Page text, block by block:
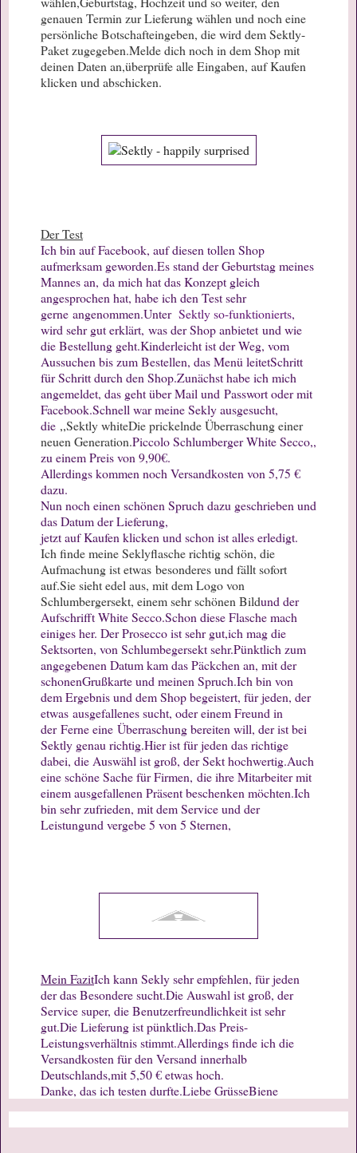
genauen Termin zur Lieferung wählen und noch eine
persönliche Botschafteingeben, die wird dem Sektly-
Paket zugegeben.Melde dich noch in dem Shop mit
deinen Daten an,überprüfe alle Eingaben, auf Kaufen
klicken und abschicken.
Der Test
Ich bin auf Facebook, auf diesen tollen Shop
aufmerksam geworden.Es stand der Geburtstag meines
Mannes an, da mich hat das Konzept gleich
angesprochen hat, habe ich den Test sehr
gerne angenommen.Unter Sektly so-funktionierts,
wird sehr gut erklärt, was der Shop anbietet und wie
die Bestellung geht.Kinderleicht ist der Weg, vom
Aussuchen bis zum Bestellen, das Menü leitetSchritt
für Schritt durch den Shop.Zunächst habe ich mich
angemeldet, das geht über Mail und Passwort oder mit
Facebook.Schnell war meine Sekly ausgesucht,
die ,,Sektly whiteDie prickelnde Überraschung einer
neuen Generation.Piccolo Schlumberger White Secco,,
zu einem Preis von 9,90€.
Allerdings kommen noch Versandkosten von 5,75 €
dazu.
Nun noch einen schönen Spruch dazu geschrieben und
das Datum der Lieferung,
jetzt auf Kaufen klicken und schon ist alles erledigt.
Ich finde meine Seklyflasche richtig schön, die
Aufmachung ist etwas besonderes und fällt sofort
auf.Sie sieht edel aus, mit dem Logo von
Schlumbergersekt, einem sehr schönen Bildund der
Aufschrifft White Secco.Schon diese Flasche mach
einiges her. Der Prosecco ist sehr gut,ich mag die
Sektsorten, von Schlumbegersekt sehr.Pünktlich zum
angegebenen Datum kam das Päckchen an, mit der
schonenGrußkarte und meinen Spruch.Ich bin von
dem Ergebnis und dem Shop begeistert, für jeden, der
etwas ausgefallenes sucht, oder einem Freund in
derFerne eine Überraschung bereiten will, der ist bei
Sektly genau richtig.Hier ist für jeden das richtige
dabei, die Auswähl ist groß, der Sekt hochwertig.Auch
eine schöne Sache für Firmen, die ihre Mitarbeiter mit
einem ausgefallenen Präsent beschenken möchten.Ich
bin sehr zufrieden, mit dem Service und der
Leistungund vergebe 5 von 5 Sternen,
Mein FazitIch kann Sekly sehr empfehlen, für jeden
der das Besondere sucht.Die Auswahl ist groß, der
Service super, die Benutzerfreundlichkeit ist sehr
gut.Die Lieferung ist pünktlich.Das Preis-
Leistungsverhältnis stimmt.Allerdings finde ich die
Versandkosten für den Versand innerhalb
Deutschlands,mit 5,50 € etwas hoch.
Danke, das ich testen durfte.Liebe GrüsseBiene